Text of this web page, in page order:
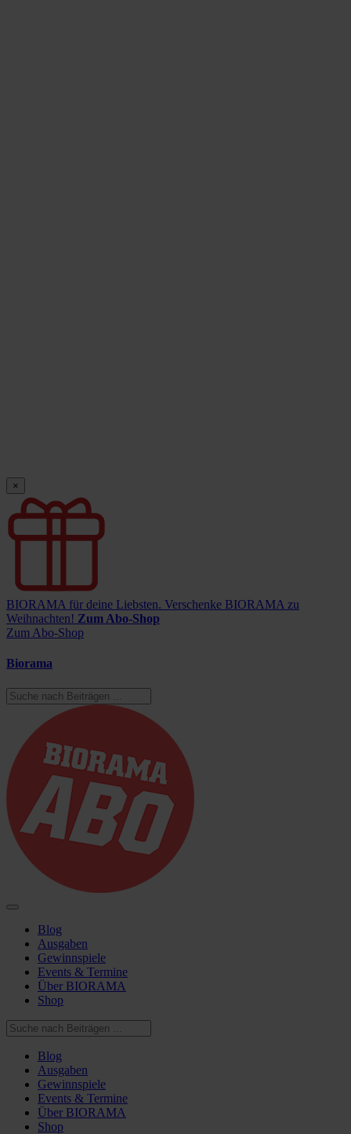
×
BIORAMA für deine Liebsten. Verschenke BIORAMA zu
Weihnachten! Zum Abo-Shop
Zum Abo-Shop
Biorama
Blog
Ausgaben
Gewinnspiele
Events & Termine
Über BIORAMA
Shop
Blog
Ausgaben
Gewinnspiele
Events & Termine
Über BIORAMA
Shop